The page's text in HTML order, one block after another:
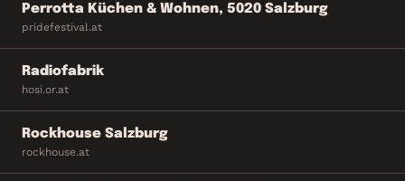
Perrotta Küchen & Wohnen, 5020 Salzburg
pridefestival.at
Radiofabrik
hosi.or.at
Rockhouse Salzburg
rockhouse.at